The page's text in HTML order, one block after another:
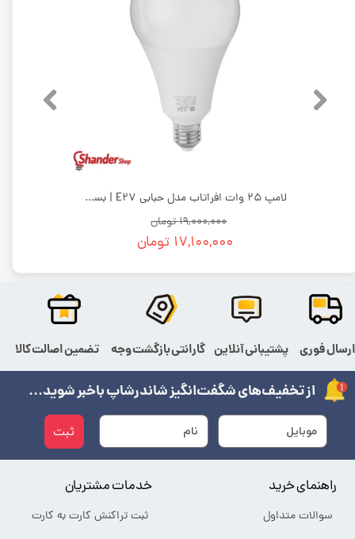
لامپ 25 وات افراتاب مدل حبابی E27 | بسته 50 عددی
۱۹,۰۰۰,۰۰۰ تومان
۱۷,۱۰۰,۰۰۰ تومان
ثبت
از تخفیف‌های شگفت‌انگیز شاندرشاپ باخبر شوید...
خدمات مشتریان
ثبت تراکنش کارت به کارت
راهنمای خرید
سوالات متداول
ارسال فوری پشتیبانی آنلاین گارانتی بازگشت وجه تضمین اصالت کالا